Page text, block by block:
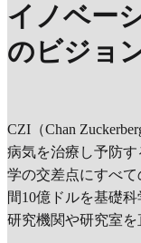
イノベー
のビジョ
CZI（Chan
病気を治療し予防
学の交差点にすべ
間10億ドルを基礎
研究機関や研究室を